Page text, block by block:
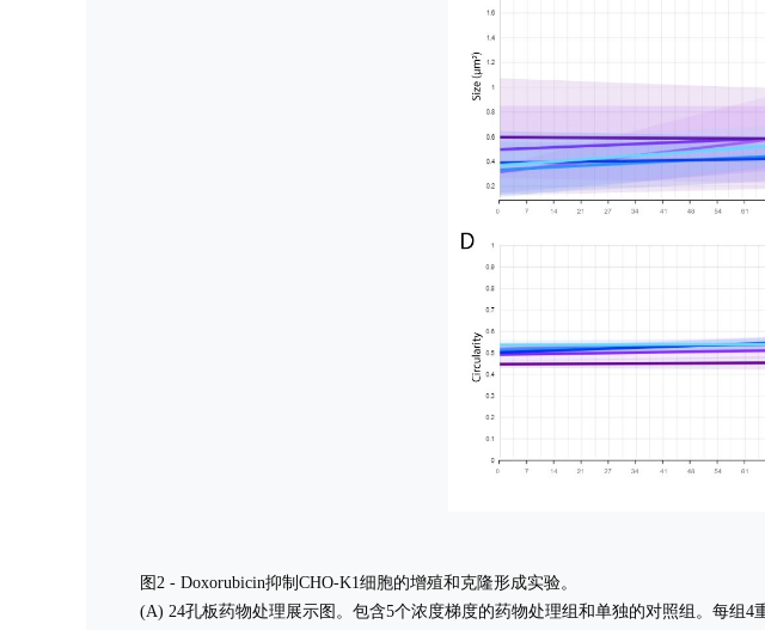
图2 - Doxorubicin抑制CHO-K1细胞的增殖和克隆形成实验。
(A) 24孔板药物处理展示图。包含5个浓度梯度的药物处理组和单独的对照组。每组